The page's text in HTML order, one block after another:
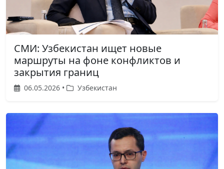
СМИ: Узбекистан ищет новые
маршруты на фоне конфликтов и
закрытия границ
06.05.2026 • Узбекистан